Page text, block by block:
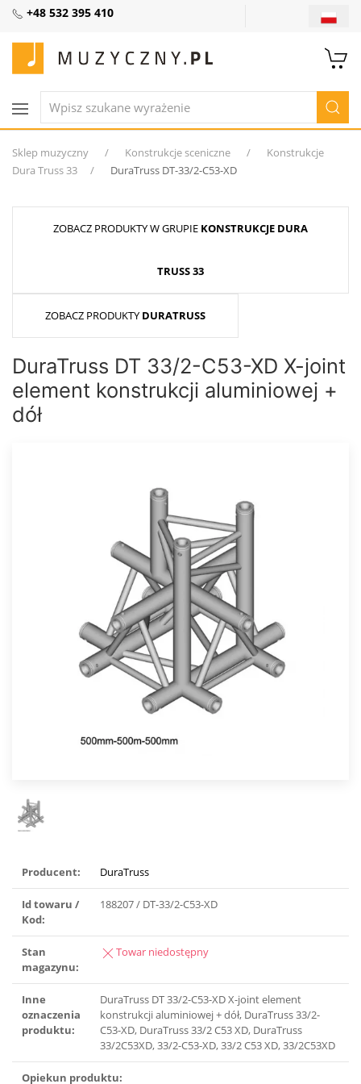
+48 532 395 410
Sklep muzyczny Konstrukcje sceniczne
Konstrukcje
Dura Truss 33
DuraTruss DT-33/2-C53-XD
ZOBACZ PRODUKTY W GRUPIE KONSTRUKCJE DURA
TRUSS 33
ZOBACZ PRODUKTY DURATRUSS
DuraTruss DT 33/2-C53-XD X-joint
element konstrukcji aluminiowej +
dół
Producent: DuraTruss
Id towaru /
Kod:
188207 / DT-33/2-C53-XD
Stan
magazynu:
Towar niedostępny
Inne
oznaczenia
produktu:
DuraTruss DT 33/2-C53-XD X-joint element
konstrukcji aluminiowej + dół, DuraTruss 33/2-
C53-XD, DuraTruss 33/2 C53 XD, DuraTruss
33/2C53XD, 33/2-C53-XD, 33/2 C53 XD, 33/2C53XD
Opiekun produktu: